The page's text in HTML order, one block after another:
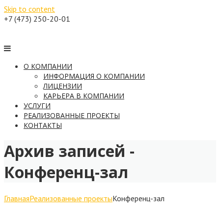
Skip to content
+7 (473) 250-20-01
О КОМПАНИИ
ИНФОРМАЦИЯ О КОМПАНИИ
ЛИЦЕНЗИИ
КАРЬЕРА В КОМПАНИИ
УСЛУГИ
РЕАЛИЗОВАННЫЕ ПРОЕКТЫ
КОНТАКТЫ
Архив записей -
Конференц-зал
ГлавнаяРеализованные проектыКонференц-зал